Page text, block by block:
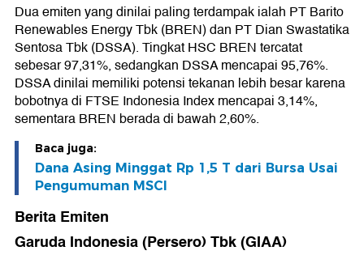
Dua emiten yang dinilai paling terdampak ialah PT Barito
Renewables Energy Tbk (BREN) dan PT Dian Swastatika
Sentosa Tbk (DSSA). Tingkat HSC BREN tercatat
sebesar 97,31%, sedangkan DSSA mencapai 95,76%.
DSSA dinilai memiliki potensi tekanan lebih besar karena
bobotnya di FTSE Indonesia Index mencapai 3,14%,
sementara BREN berada di bawah 2,60%.
Baca juga:
Dana Asing Minggat Rp 1,5 T dari Bursa Usai
Pengumuman MSCI
Berita Emiten
Garuda Indonesia (Persero) Tbk (GIAA)